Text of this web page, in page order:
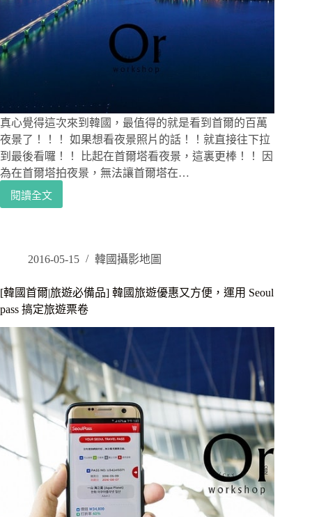
辣
炒
雞
重
起
司
特
製
香
腸
超
一
辣
炒
雞
真心覺得這次來到韓國，最值得的就是看到首爾的百萬
夜景了！！！ 如果想看夜景照片的話！！就直接往下拉
到最後看囉！！ 比起在首爾塔看夜景，這裏更棒！！ 因
為在首爾塔拍夜景，無法讓首爾塔在…
閱讀全文
[韓
夜
首
爾
夜
訪
地
俯
視
首
爾
市
區、
2016-05-15 韓國攝影地圖
[韓國首爾|旅遊必備品] 韓國旅遊優惠又方便，運用 Seoul
pass 搞定旅遊票卷